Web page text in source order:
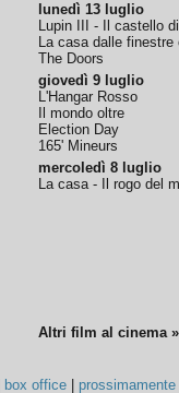
lunedì 13 luglio
Lupin III - Il castello
La casa dalle finestre
The Doors
giovedì 9 luglio
L'Hangar Rosso
Il mondo oltre
Election Day
165' Mineurs
mercoledì 8 luglio
La casa - Il rogo del
Altri film al cinema »
box office prossimamente